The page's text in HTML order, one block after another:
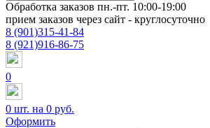
Обработка заказов пн.-пт. 10:00-19:00
прием заказов через сайт - круглосуточно
8 (901)315-41-84
8 (921)916-86-75
0
0 шт. на 0 руб.
Оформить